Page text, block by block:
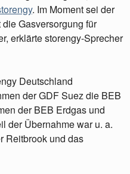
. Im Moment sei der
Gasversorgung für
erklärte storengy-Sprecher
Deutschland
der GDF Suez die BEB
der BEB Erdgas und
der Übernahme war u. a.
Reitbrook und das